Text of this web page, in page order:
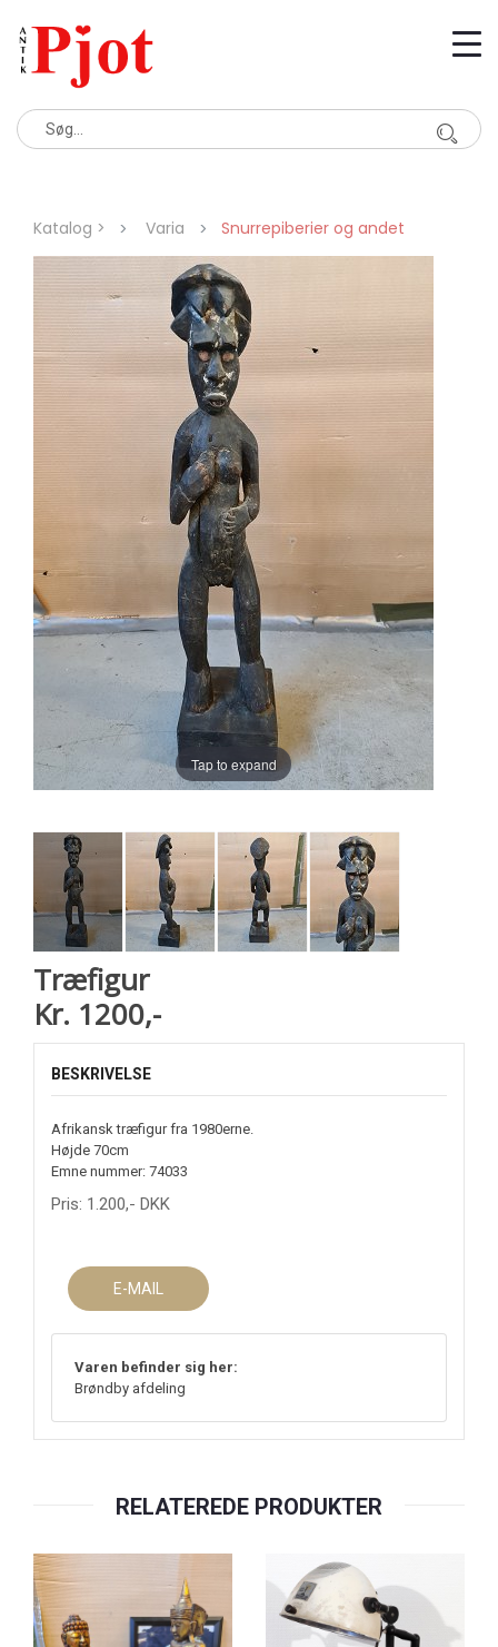
Katalog > Varia Snurrepiberier og andet
Tap to expand
Træfigur
Kr. 1200,-
BESKRIVELSE
Afrikansk træfigur fra 1980erne.
Højde 70cm
Emne nummer: 74033
Pris: 1.200,- DKK
E-MAIL
Varen befinder sig her:
Brøndby afdeling
RELATEREDE PRODUKTER